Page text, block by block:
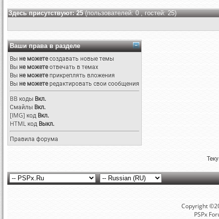
Здесь присутствуют: 25(пользователей: 0 , гостей: 25)
Ваши права в разделе
Вы не можетесоздавать новые темы
Вы не можетеотвечать в темах
Вы не можетеприкреплять вложения
Вы не можетередактировать свои сообщения
BB коды Вкл.
Смайлы Вкл.
[IMG] код Вкл.
HTML код Выкл.
Правила форума
Copyright
PSPx